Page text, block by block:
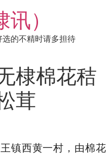
）
的不精时请多担待
棣棉花秸
茸
镇西黄一村，由棉花